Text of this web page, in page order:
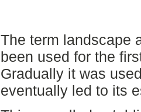
The term landscape
been used for the
Gradually it was
eventually led to its